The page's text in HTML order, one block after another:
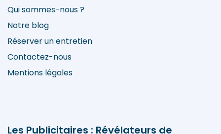
Qui sommes-nous ?
Notre blog
Réserver un entretien
Contactez-nous
Mentions légales
Les Publicitaires : Révélateurs de